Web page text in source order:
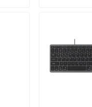
て